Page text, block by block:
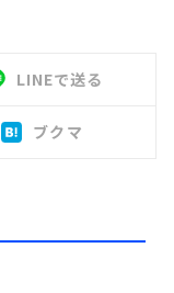
LINEで送る
ブクマ